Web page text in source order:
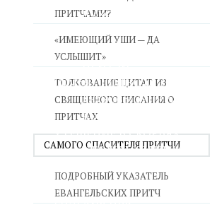
ДУХОВНИЧЕСТВО И
ВОЙНА СО СТРАСТЯМИ
СВЯТЫНИ В ДОМЕ
ПРИТЧИ
СЕМЬЯ - ПОЛНОТА
ЛЮБОВЬ СУПРУЖЕСТВО
ВОСПИТАНИЕ
УТЕШЕНИЕ В СКОРБЯХ
УТОЛИ МОИ ПЕЧАЛИ
СМЕРТЬ ПОМИНОВЕНИЕ
ЕПАРХИЯ НВК
ПРИТЧАМИ?
«ИМЕЮЩИЙ УШИ — ДА
УСЛЫШИТ»
ТОЛКОВАНИЕ ЦИТАТ ИЗ
СВЯЩЕННОГО ПИСАНИЯ О
ПРИТЧАХ
САМОГО СПАСИТЕЛЯ ПРИТЧИ
ПОДРОБНЫЙ УКАЗАТЕЛЬ
ЕВАНГЕЛЬСКИХ ПРИТЧ